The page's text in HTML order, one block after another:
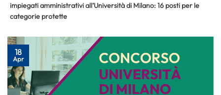
impiegati amministrativi all’Università di Milano: 16 posti per le
categorie protette
18
Apr